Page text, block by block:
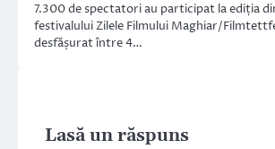
7.300 de spectatori au participat la ediția
festivalului Zilele Filmului Maghiar/
desfășurat între 4…
Lasă un răspuns